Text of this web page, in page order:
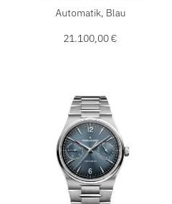
Chronograph Calendar,
Jaeger-LeCoultre Master
Automatik, Blau
21.100,00 €